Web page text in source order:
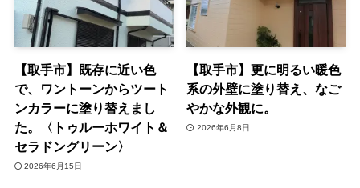
【取手市】既存に近い色
で、ワントーンからツート
ンカラーに塗り替えまし
た。〈トゥルーホワイト＆
セラドングリーン〉
2026年6月15日
【取手市】更に明るい暖色
系の外壁に塗り替え、なご
やかな外観に。
2026年6月8日